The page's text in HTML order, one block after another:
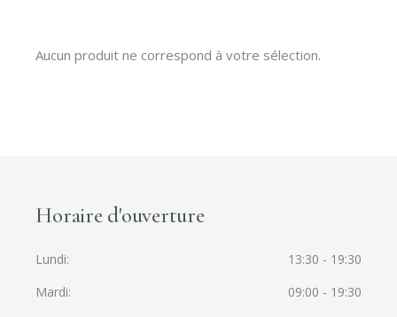
Aucun produit ne correspond à votre sélection.
Horaire d'ouverture
Lundi
13:30 - 19:30
Mardi
09:00 - 19:30